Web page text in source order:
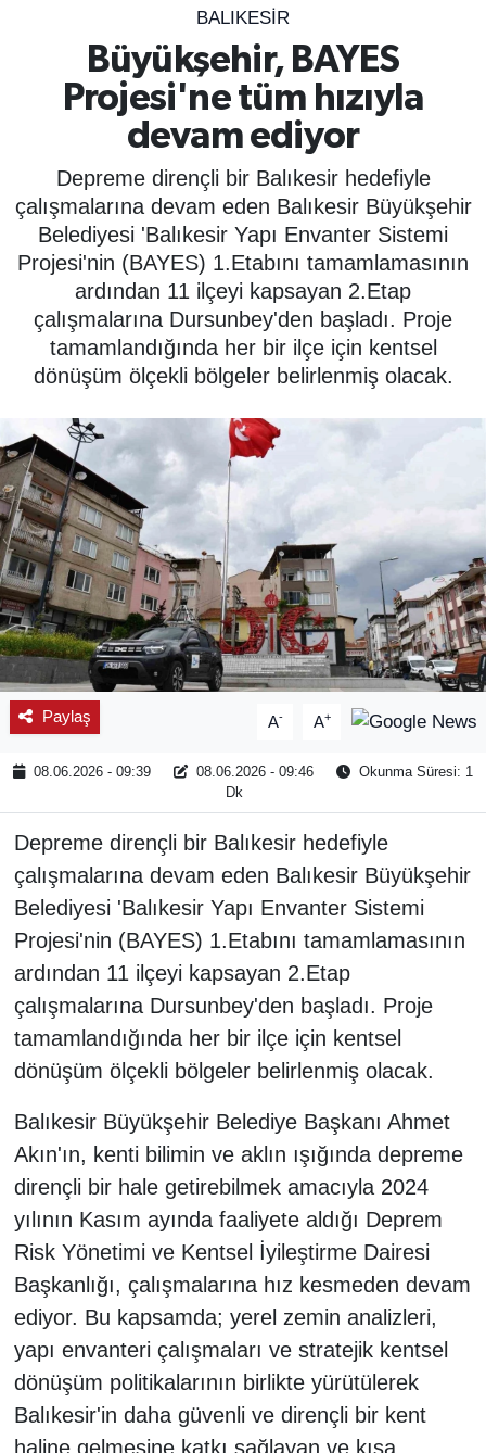
BALIKESIR
Büyükşehir, BAYES
Projesi'ne tüm hızıyla
devam ediyor
Depreme dirençli bir Balıkesir hedefiyle
çalışmalarına devam eden Balıkesir Büyükşehir
Belediyesi 'Balıkesir Yapı Envanter Sistemi
Projesi'nin (BAYES) 1.Etabını tamamlamasının
ardından 11 ilçeyi kapsayan 2.Etap
çalışmalarına Dursunbey'den başladı. Proje
tamamlandığında her bir ilçe için kentsel
dönüşüm ölçekli bölgeler belirlenmiş olacak.
Paylaş A- A+
08.06.2026 - 09:39 08.06.2026 - 09:46
Okunma Süresi: 1
Dk
Depreme dirençli bir Balıkesir hedefiyle
çalışmalarına devam eden Balıkesir Büyükşehir
Belediyesi 'Balıkesir Yapı Envanter Sistemi
Projesi'nin (BAYES) 1.Etabını tamamlamasının
ardından 11 ilçeyi kapsayan 2.Etap
çalışmalarına Dursunbey'den başladı. Proje
tamamlandığında her bir ilçe için kentsel
dönüşüm ölçekli bölgeler belirlenmiş olacak.
Balıkesir Büyükşehir Belediye Başkanı Ahmet
Akın'ın, kenti bilimin ve aklın ışığında depreme
dirençli bir hale getirebilmek amacıyla 2024
yılının Kasım ayında faaliyete aldığı Deprem
Risk Yönetimi ve Kentsel İyileştirme Dairesi
Başkanlığı, çalışmalarına hız kesmeden devam
ediyor. Bu kapsamda; yerel zemin analizleri,
yapı envanteri çalışmaları ve stratejik kentsel
dönüşüm politikalarının birlikte yürütülerek
Balıkesir'in daha güvenli ve dirençli bir kent
haline gelmesine katkı sağlayan ve kısa
ÇEVRE
BİLİM - TEKNOLOJİ
KADIN
KÜLTÜR SANAT
MAGAZİN